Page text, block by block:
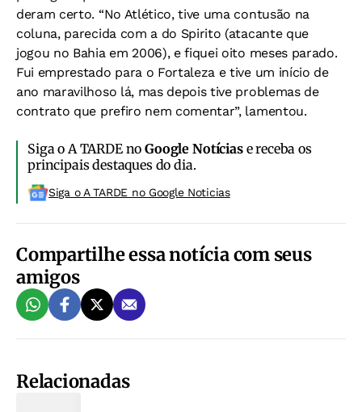
deram certo. “No Atlético, tive uma contusão na
coluna, parecida com a do Spirito (atacante que
jogou no Bahia em 2006), e fiquei oito meses parado.
Fui emprestado para o Fortaleza e tive um início de
ano maravilhoso lá, mas depois tive problemas de
contrato que prefiro nem comentar”, lamentou.
Siga o A TARDE noGoogle Notíciase receba os
principais destaques do dia.
Siga o A TARDE no Google Noticias
Compartilhe essa notícia com seus
amigos
Relacionadas